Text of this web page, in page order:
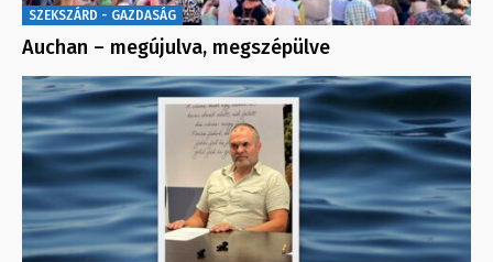
SZEKSZÁRD - GAZDASÁG
Auchan – megújulva, megszépülve